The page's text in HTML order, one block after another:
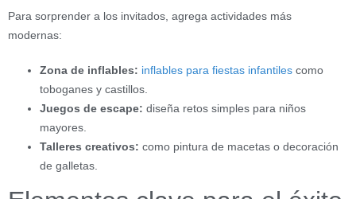
Para sorprender a los invitados, agrega actividades más
modernas:
Zona de inflables: inflables para fiestas infantiles como
toboganes y castillos.
Juegos de escape: diseña retos simples para niños
mayores.
Talleres creativos: como pintura de macetas o decoración
de galletas.